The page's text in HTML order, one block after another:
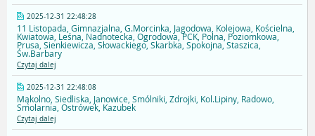
2025-12-31 22:48:28
11 Listopada, Gimnazjalna, G.Morcinka, Jagodowa, Kolejowa, Kościelna,
Kwiatowa, Leśna, Nadnotecka, Ogrodowa, PCK, Polna, Poziomkowa,
Prusa, Sienkiewicza, Słowackiego, Skarbka, Spokojna, Staszica,
Św.Barbary
Czytaj dalej
2025-12-31 22:48:08
Mąkolno, Siedliska, Janowice, Smólniki, Zdrojki, Kol.Lipiny, Radowo,
Smolarnia, Ostrówek, Kazubek
Czytaj dalej